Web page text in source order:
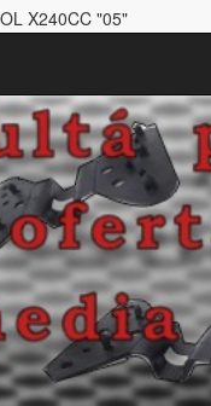
X240CC "05"